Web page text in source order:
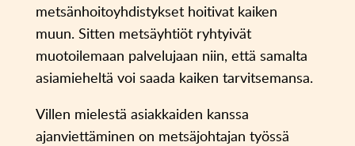
metsänhoitoyhdistykset hoitivat kaiken
muun. Sitten metsäyhtiöt ryhtyivät
muotoilemaan palvelujaan niin, että samalta
asiamieheltä voi saada kaiken tarvitsemansa.
Villen mielestä asiakkaiden kanssa
ajanviettäminen on metsäjohtajan työssä